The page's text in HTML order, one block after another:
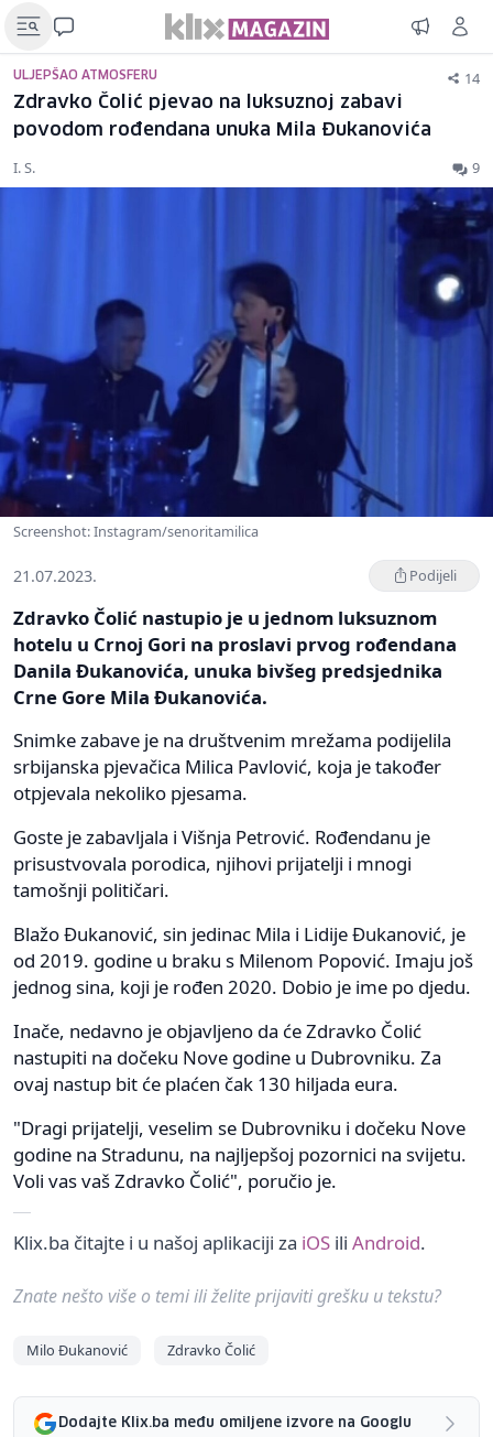
ULJEPŠAO ATMOSFERU 14
Zdravko Čolić pjevao na luksuznoj zabavi
povodom rođendana unuka Mila Đukanovića
I. S. 9
Screenshot: Instagram/senoritamilica
21.07.2023. Podijeli
Zdravko Čolić nastupio je u jednom luksuznom
hotelu u Crnoj Gori na proslavi prvog rođendana
Danila Đukanovića, unuka bivšeg predsjednika
Crne Gore Mila Đukanovića.
Snimke zabave je na društvenim mrežama podijelila
srbijanska pjevačica Milica Pavlović, koja je također
otpjevala nekoliko pjesama.
Goste je zabavljala i Višnja Petrović. Rođendanu je
prisustvovala porodica, njihovi prijatelji i mnogi
tamošnji političari.
Blažo Đukanović, sin jedinac Mila i Lidije Đukanović, je
od 2019. godine u braku s Milenom Popović. Imaju još
jednog sina, koji je rođen 2020. Dobio je ime po djedu.
Inače, nedavno je objavljeno da će Zdravko Čolić
nastupiti na dočeku Nove godine u Dubrovniku. Za
ovaj nastup bit će plaćen čak 130 hiljada eura.
"Dragi prijatelji, veselim se Dubrovniku i dočeku Nove
godine na Stradunu, na najljepšoj pozornici na svijetu.
Voli vas vaš Zdravko Čolić", poručio je.
Klix.ba čitajte i u našoj aplikaciji za iOS ili Android.
Znate nešto više o temi ili želite prijaviti grešku u tekstu?
Milo Đukanović Zdravko Čolić
Dodajte Klix.ba među omiljene izvore na Googlu